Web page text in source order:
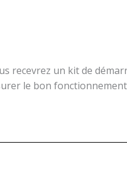
recevrez un kit de
le bon